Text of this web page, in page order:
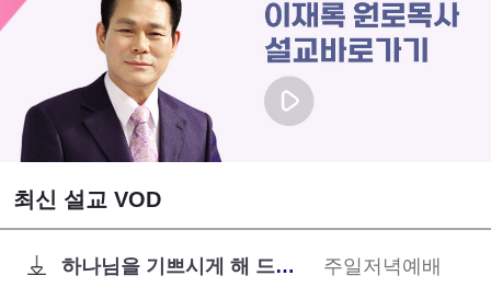
최신 설교 VOD
하나님을 기쁘시게 해 드린 다윗 왕
주일저녁예배